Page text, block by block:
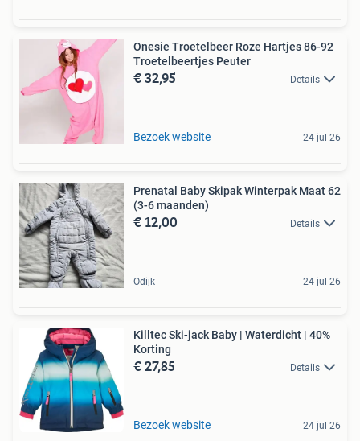
Onesie Troetelbeer Roze Hartjes 86-92
Troetelbeertjes Peuter
€ 32,95 Details
Bezoek website 24 jul 26
Prenatal Baby Skipak Winterpak Maat 62
(3-6 maanden)
€ 12,00 Details
Odijk 24 jul 26
Killtec Ski-jack Baby | Waterdicht | 40%
Korting
€ 27,85 Details
Bezoek website 24 jul 26